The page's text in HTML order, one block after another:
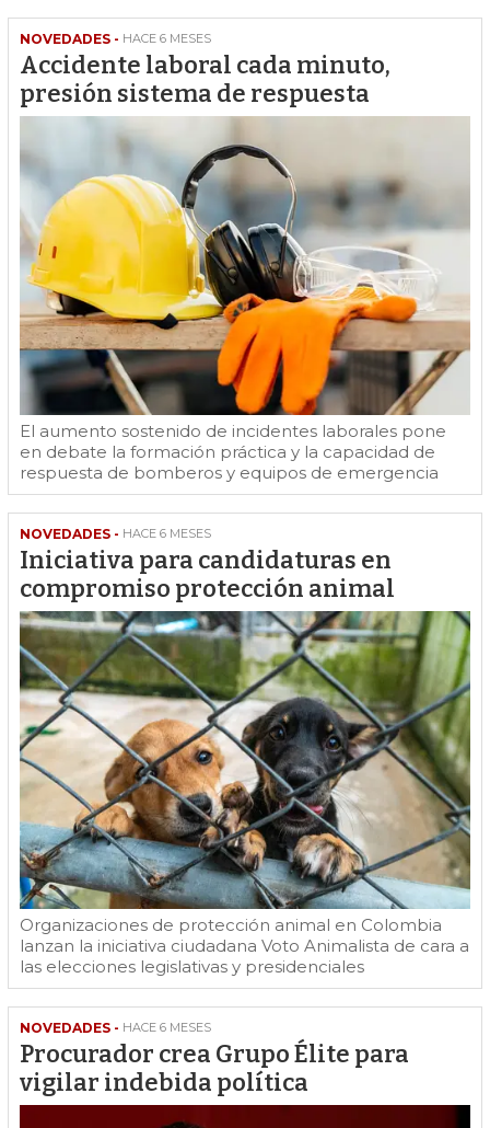
NOVEDADES - HACE 6 MESES
Accidente laboral cada minuto,
presión sistema de respuesta
El aumento sostenido de incidentes laborales pone
en debate la formación práctica y la capacidad de
respuesta de bomberos y equipos de emergencia
NOVEDADES - HACE 6 MESES
Iniciativa para candidaturas en
compromiso protección animal
Organizaciones de protección animal en Colombia
lanzan la iniciativa ciudadana Voto Animalista de cara a
las elecciones legislativas y presidenciales
NOVEDADES - HACE 6 MESES
Procurador crea Grupo Élite para
vigilar indebida política